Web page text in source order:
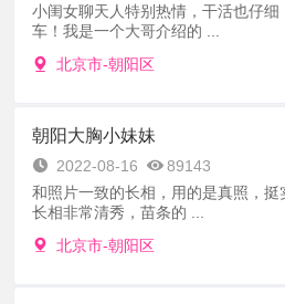
小闺女聊天人特别热情，干活也仔细
车！我是一个大哥介绍的 ...
北京市-朝阳区
朝阳大胸小妹妹
2022-08-16
89143
和照片一致的长相，用的是真照，挺
长相非常清秀，苗条的 ...
北京市-朝阳区